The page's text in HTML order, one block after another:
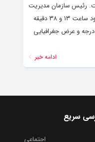
رئیس سازمان مدیریت
بحران کشور برای بازدید میدانی از مناطق زلزله زده خوی عازم این شهرستان است. زمین لرزه‌ای به بزرگی ۵.۴ ریشتر حدود ساعت ۱۳ و ۳۸ دقیقه
چهارشنبه ۲۸ دی شهرستان خوی در شمال آذربایجان غربی را لرزاند. مکان دقیق این زمین لرزه در طول جغرافیایی ۴۴.۵۸ درجه و عرض جغرافیایی
ادامه خبر
سریع
اجتماعی